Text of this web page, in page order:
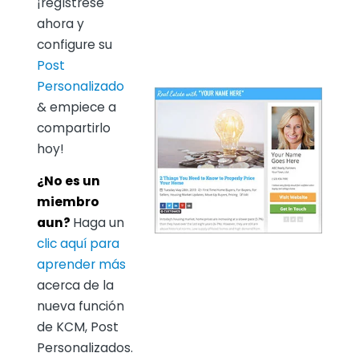
ahora y
configure su
Post
Personalizado
& empiece a
compartirlo
hoy!
¿No es un
miembro
aun? Haga un
clic aquí para
aprender más
acerca de la
nueva función
de KCM, Post
Personalizados.